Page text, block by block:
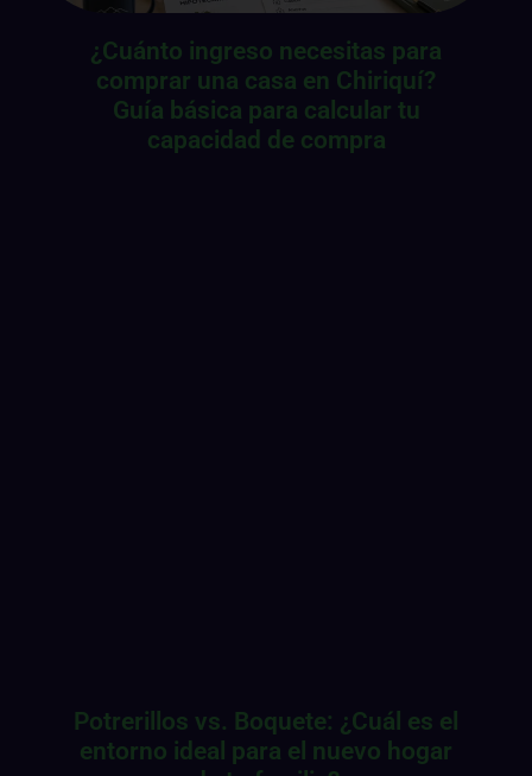
¿Cuánto ingreso necesitas para
comprar una casa en Chiriquí?
Guía básica para calcular tu
capacidad de compra
Potrerillos vs. Boquete: ¿Cuál es el
entorno ideal para el nuevo hogar